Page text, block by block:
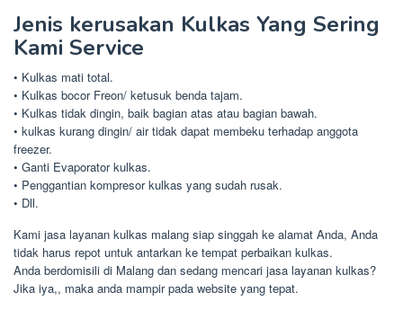
Jenis kerusakan Kulkas Yang Sering
Kami Service
• Kulkas mati total.
• Kulkas bocor Freon/ ketusuk benda tajam.
• Kulkas tidak dingin, baik bagian atas atau bagian bawah.
• kulkas kurang dingin/ air tidak dapat membeku terhadap anggota
freezer.
• Ganti Evaporator kulkas.
• Penggantian kompresor kulkas yang sudah rusak.
• Dll.
Kami jasa layanan kulkas malang siap singgah ke alamat Anda, Anda
tidak harus repot untuk antarkan ke tempat perbaikan kulkas.
Anda berdomisili di Malang dan sedang mencari jasa layanan kulkas?
Jika iya,, maka anda mampir pada website yang tepat.